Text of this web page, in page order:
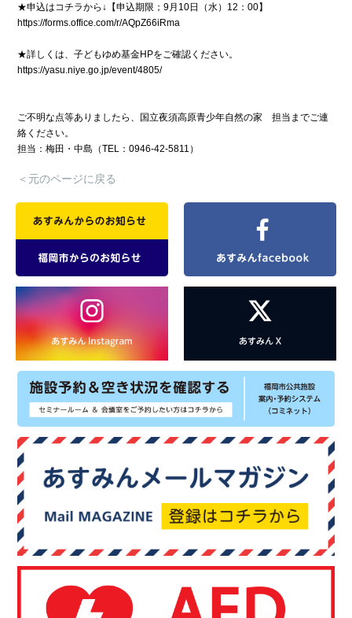
★申込はコチラから↓【申込期限；9月10日（水）12：00】
https://forms.office.com/r/AQpZ66iRma
★詳しくは、子どもゆめ基金HPをご確認ください。
https://yasu.niye.go.jp/event/4805/
ご不明な点等ありましたら、国立夜須高原青少年自然の家 担当までご連
絡ください。
担当：梅田・中島（TEL：0946-42-5811）
＜元のページに戻る